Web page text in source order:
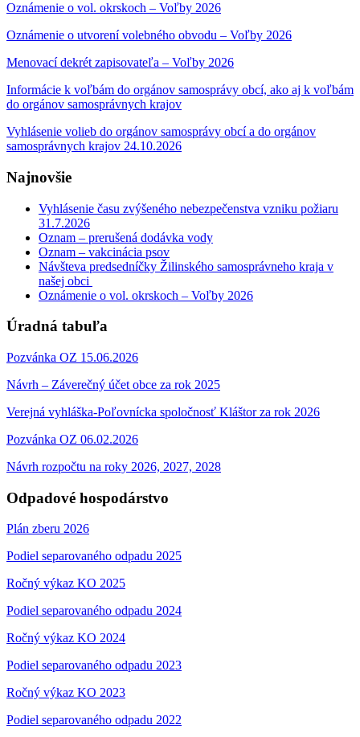
Oznámenie o vol. okrskoch – Voľby 2026
Oznámenie o utvorení volebného obvodu – Voľby 2026
Menovací dekrét zapisovateľa – Voľby 2026
Informácie k voľbám do orgánov samosprávy obcí, ako aj k voľbám
do orgánov samosprávnych krajov
Vyhlásenie volieb do orgánov samosprávy obcí a do orgánov
samosprávnych krajov 24.10.2026
Najnovšie
Vyhlásenie času zvýšeného nebezpečenstva vzniku požiaru
31.7.2026
Oznam – prerušená dodávka vody
Oznam – vakcinácia psov
Návšteva predsedníčky Žilinského samosprávneho kraja v
našej obci
Oznámenie o vol. okrskoch – Voľby 2026
Úradná tabuľa
Pozvánka OZ 15.06.2026
Návrh – Záverečný účet obce za rok 2025
Verejná vyhláška-Poľovnícka spoločnosť Kláštor za rok 2026
Pozvánka OZ 06.02.2026
Návrh rozpočtu na roky 2026, 2027, 2028
Odpadové hospodárstvo
Plán zberu 2026
Podiel separovaného odpadu 2025
Ročný výkaz KO 2025
Podiel separovaného odpadu 2024
Ročný výkaz KO 2024
Podiel separovaného odpadu 2023
Ročný výkaz KO 2023
Podiel separovaného odpadu 2022